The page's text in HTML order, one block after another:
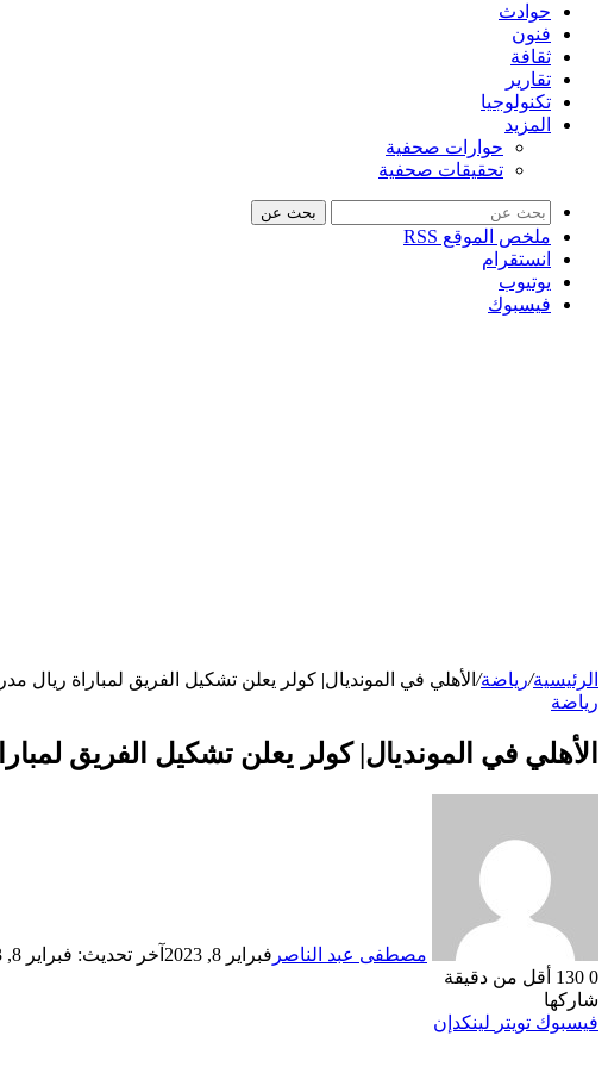
حوادث
فنون
ثقافة
تقارير
تكنولوجيا
المزيد
حوارات صحفية
تحقيقات صحفية
بحث عن
ملخص الموقع RSS
انستقرام
يوتيوب
فيسبوك
الرئيسية/رياضة/ الأهلي في المونديال| كولر يعلن تشكيل الفريق لمباراة ريال
رياضة
الأهلي في المونديال| كولر يعلن تشكيل الفريق
مصطفى عبد الناصر فبراير 8, 2023
آخر تحديث: فبراير 8, 2023
0
أقل من دقيقة
شاركها
فيسبوك تويتر لينكدإن